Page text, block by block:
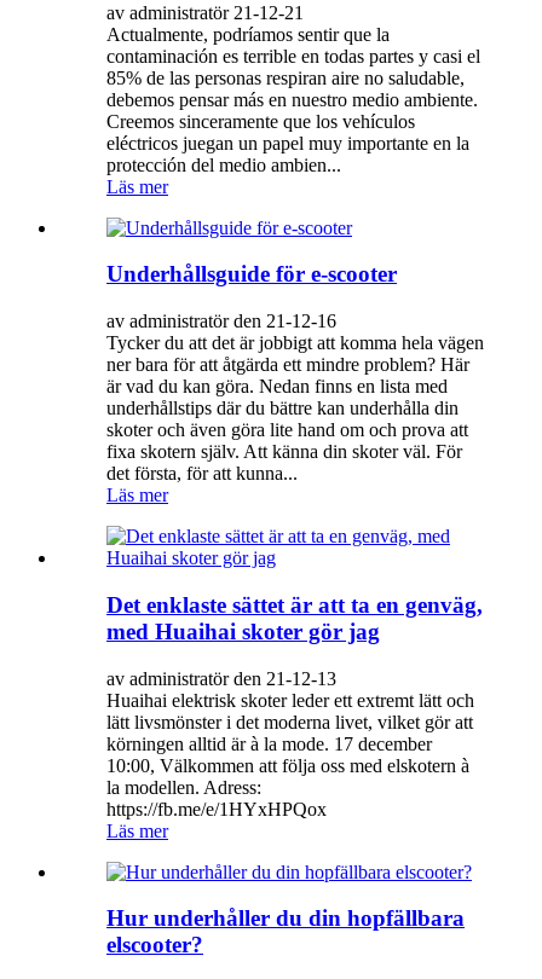
av administratör 21-12-21
Actualmente, podríamos sentir que la
contaminación es terrible en todas partes y casi el
85% de las personas respiran aire no saludable,
debemos pensar más en nuestro medio ambiente.
Creemos sinceramente que los vehículos
eléctricos juegan un papel muy importante en la
protección del medio ambien...
Läs mer
Underhållsguide för e-scooter
av administratör den 21-12-16
Tycker du att det är jobbigt att komma hela vägen
ner bara för att åtgärda ett mindre problem? Här
är vad du kan göra. Nedan finns en lista med
underhållstips där du bättre kan underhålla din
skoter och även göra lite hand om och prova att
fixa skotern själv. Att känna din skoter väl. För
det första, för att kunna...
Läs mer
Det enklaste sättet är att ta en genväg,
med Huaihai skoter gör jag
av administratör den 21-12-13
Huaihai elektrisk skoter leder ett extremt lätt och
lätt livsmönster i det moderna livet, vilket gör att
körningen alltid är à la mode. 17 december
10:00, Välkommen att följa oss med elskotern à
la modellen. Adress:
https://fb.me/e/1HYxHPQox
Läs mer
Hur underhåller du din hopfällbara
elscooter?